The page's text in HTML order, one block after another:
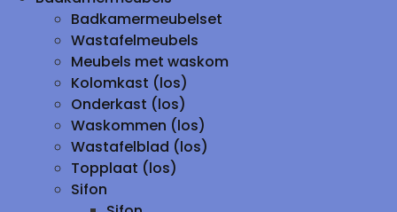
Badkamermeubelset
Wastafelmeubels
Meubels met waskom
Kolomkast (los)
Onderkast (los)
Waskommen (los)
Wastafelblad (los)
Topplaat (los)
Sifon